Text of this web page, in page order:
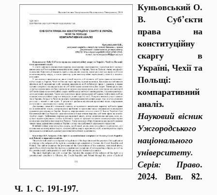
Куньовський О.
В. Суб’єкти
права на
конституційну
скаргу в
Україні, Чехії та
Польщі:
компаративний
аналіз.
Науковий вісник
Ужгородського
національного
університету.
Серія: Право.
2024. Вип. 82.
Ч. 1. С. 191-197.